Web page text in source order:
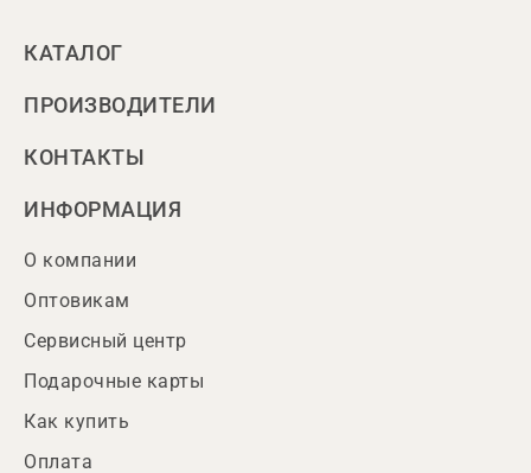
КАТАЛОГ
ПРОИЗВОДИТЕЛИ
КОНТАКТЫ
ИНФОРМАЦИЯ
О компании
Оптовикам
Сервисный центр
Подарочные карты
Как купить
Оплата